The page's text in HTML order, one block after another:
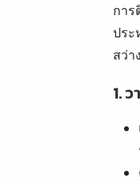
การ
ประ
สว่า
1.ว